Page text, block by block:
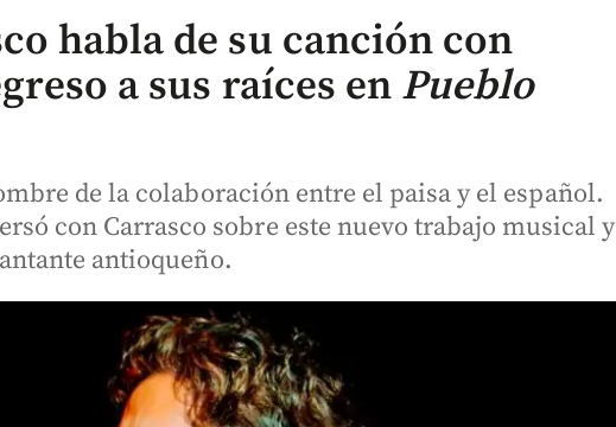
habla de su canción con
a sus raíces en Pueblo
de la colaboración entre el paisa y el español.
con Carrasco sobre este nuevo trabajo musical y
antioqueño.